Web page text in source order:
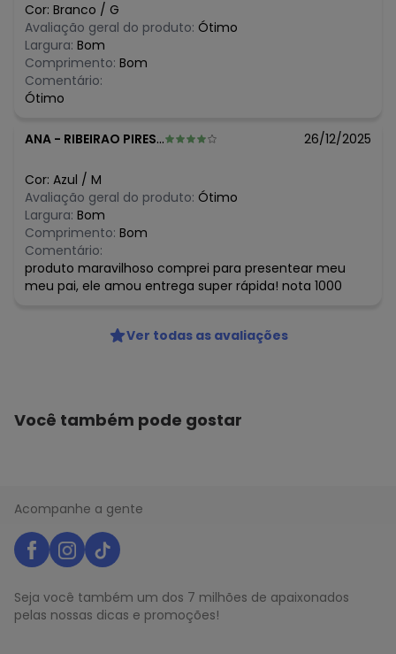
Cor: Branco / G
Avaliação geral do produto: Ótimo
Largura: Bom
Comprimento: Bom
Comentário:
Ótimo
ANA - RIBEIRAO PIRES - SP 26/12/2025
Cor: Azul / M
Avaliação geral do produto: Ótimo
Largura: Bom
Comprimento: Bom
Comentário:
produto maravilhoso comprei para presentear meu
meu pai, ele amou entrega super rápida! nota 1000
Ver todas as avaliações
Você também pode gostar
Acompanhe a gente
Seja você também um dos 7 milhões de apaixonados
pelas nossas dicas e promoções!